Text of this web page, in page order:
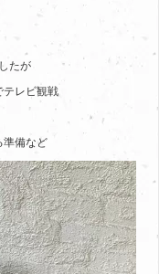
たが
テレビ観戦
準備など